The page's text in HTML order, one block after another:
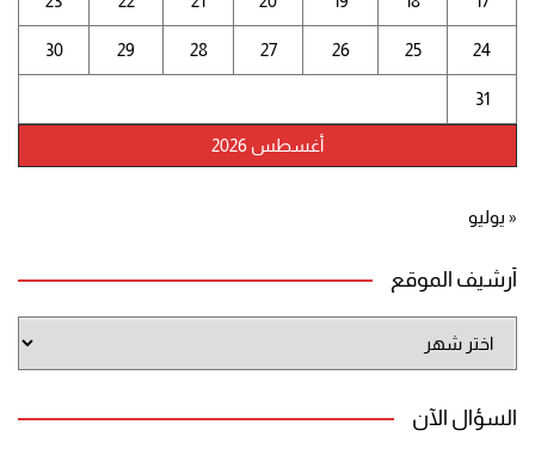
أغسطس 2026
24
25
26
27
28
29
30
31
« يوليو
أرشيف الموقع
الموقع
السؤال الآن